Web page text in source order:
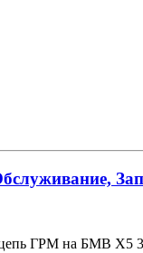
ГРМ на БМВ Х5